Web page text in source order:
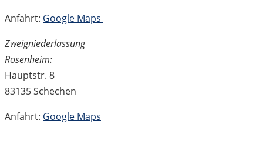
Anfahrt: Google Maps
Zweigniederlassung
Rosenheim:
Hauptstr. 8
83135 Schechen
Anfahrt: Google Maps